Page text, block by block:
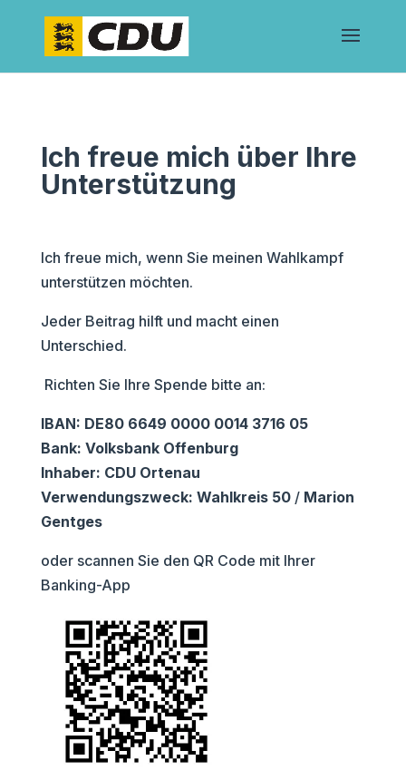
Ich freue mich über Ihre
Unterstützung
Ich freue mich, wenn Sie meinen Wahlkampf
unterstützen möchten.
Jeder Beitrag hilft und macht einen
Unterschied.
Richten Sie Ihre Spende bitte an:
IBAN: DE80 6649 0000 0014 3716 05
Bank: Volksbank Offenburg
Inhaber: CDU Ortenau
Verwendungszweck: Wahlkreis 50/ Marion
Gentges
oder scannen Sie den QR Code mit Ihrer
Banking-App